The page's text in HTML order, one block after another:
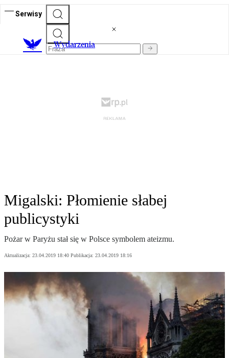
Serwisy
Wydarzenia
Migalski: Płomienie słabej
publicystyki
Pożar w Paryżu stał się w Polsce symbolem ateizmu.
Aktualizacja: 23.04.2019 18:40 Publikacja: 23.04.2019 18:16